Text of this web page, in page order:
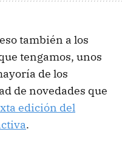
también a los
tengamos, unos
de los
de novedades que
edición del
.